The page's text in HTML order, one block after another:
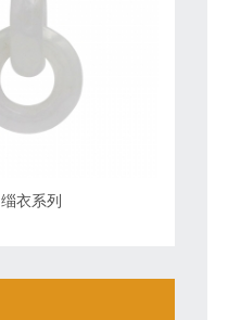
缁衣系列